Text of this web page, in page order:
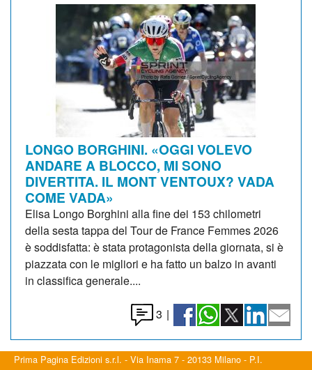
LONGO BORGHINI. «OGGI VOLEVO
ANDARE A BLOCCO, MI SONO
DIVERTITA. IL MONT VENTOUX? VADA
COME VADA»
Elisa Longo Borghini alla fine dei 153 chilometri
della sesta tappa del Tour de France Femmes 2026
è soddisfatta: è stata protagonista della giornata, si è
piazzata con le migliori e ha fatto un balzo in avanti
in classifica generale....
3 |
Prima Pagina Edizioni s.r.l. - Via Inama 7 - 20133 Milano - P.I.